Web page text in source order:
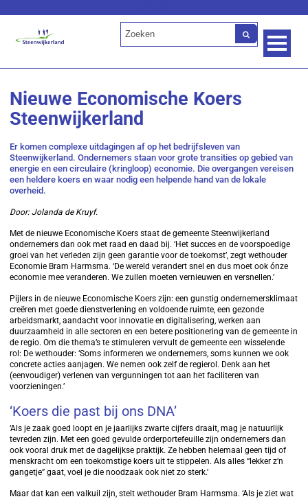
Nieuwe Economische Koers
Steenwijkerland
Er komen complexe uitdagingen af op het bedrijfsleven van
Steenwijkerland. Ondernemers staan voor grote transities op gebied van
energie en een circulaire (kringloop) economie. Die overgangen vereisen
een heldere koers en waar nodig een helpende hand van de lokale
overheid.
Door: Jolanda de Kruyf.
Met de nieuwe Economische Koers staat de gemeente Steenwijkerland
ondernemers dan ook met raad en daad bij. ‘Het succes en de voorspoedige
groei van het verleden zijn geen garantie voor de toekomst’, zegt wethouder
Economie Bram Harmsma. ‘De wereld verandert snel en dus moet ook ónze
economie mee veranderen. We zullen moeten vernieuwen en versnellen.’
Pijlers in de nieuwe Economische Koers zijn: een gunstig ondernemersklimaat
creëren met goede dienstverlening en voldoende ruimte, een gezonde
arbeidsmarkt, aandacht voor innovatie en digitalisering, werken aan
duurzaamheid in alle sectoren en een betere positionering van de gemeente in
de regio. Om die thema’s te stimuleren vervult de gemeente een wisselende
rol: De wethouder: ‘Soms informeren we ondernemers, soms kunnen we ook
concrete acties aanjagen. We nemen ook zelf de regierol. Denk aan het
(eenvoudiger) verlenen van vergunningen tot aan het faciliteren van
voorzieningen.’
‘Koers die past bij ons DNA’
‘Als je zaak goed loopt en je jaarlijks zwarte cijfers draait, mag je natuurlijk
tevreden zijn. Met een goed gevulde orderportefeuille zijn ondernemers dan
ook vooral druk met de dagelijkse praktijk. Ze hebben helemaal geen tijd of
menskracht om een toekomstige koers uit te stippelen. Als alles “lekker z’n
gangetje” gaat, voel je die noodzaak ook niet zo sterk.’
Maar dat kan een valkuil zijn, stelt wethouder Bram Harmsma. ‘Als je ziet wat